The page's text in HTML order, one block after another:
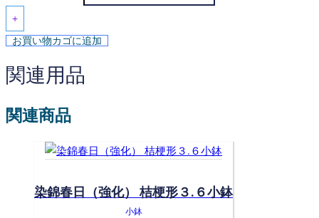
+
お買い物カゴに追加
関連用品
関連商品
染錦春日（強化） 桔梗形３.６小鉢
小鉢